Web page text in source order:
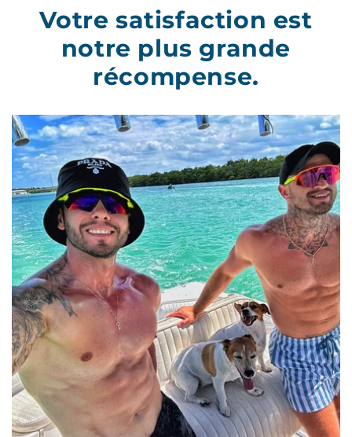
Votre satisfaction est
notre plus grande
récompense.